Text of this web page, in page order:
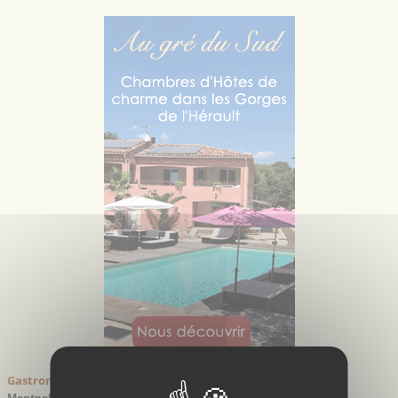
Gastronomie > Commerce > Magasins Bio